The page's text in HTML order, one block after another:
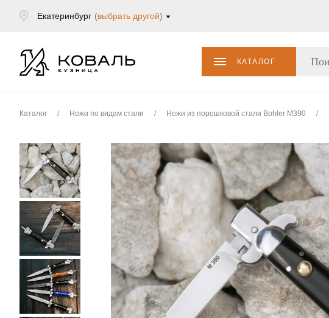
Екатеринбург (выбрать другой)
КАТАЛОГ
Каталог / Ножи по видам стали / Ножи из порошковой стали Bohler M390 /